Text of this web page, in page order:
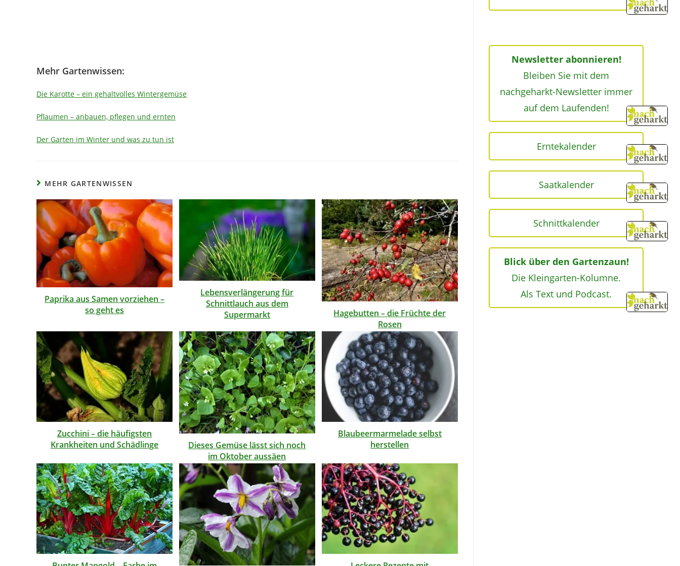
Mehr Gartenwissen:
Die Karotte – ein gehaltvolles Wintergemüse
Pflaumen – anbauen, pflegen und ernten
Der Garten im Winter und was zu tun ist
MEHR GARTENWISSEN
Paprika aus Samen vorziehen –
so geht es
Lebensverlängerung für
Schnittlauch aus dem
Supermarkt
Hagebutten – die Früchte der
Rosen
Zucchini – die häufigsten
Krankheiten und Schädlinge
Dieses Gemüse lässt sich noch
im Oktober aussäen
Blaubeermarmelade selbst
herstellen
Newsletter abonnieren!
Bleiben Sie mit dem
nachgeharkt-Newsletter immer
auf dem Laufenden!
Erntekalender
Saatkalender
Schnittkalender
Blick über den Gartenzaun!
Die Kleingarten-Kolumne.
Als Text und Podcast.